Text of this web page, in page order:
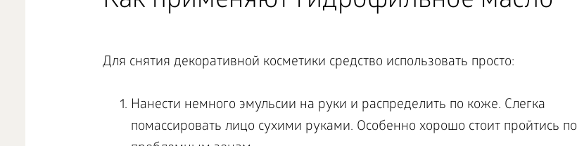
Для снятия декоративной косметики средство использовать просто:
Нанести немного эмульсии на руки и распределить по коже. Слегка
помассировать лицо сухими руками. Особенно хорошо стоит пройтись по